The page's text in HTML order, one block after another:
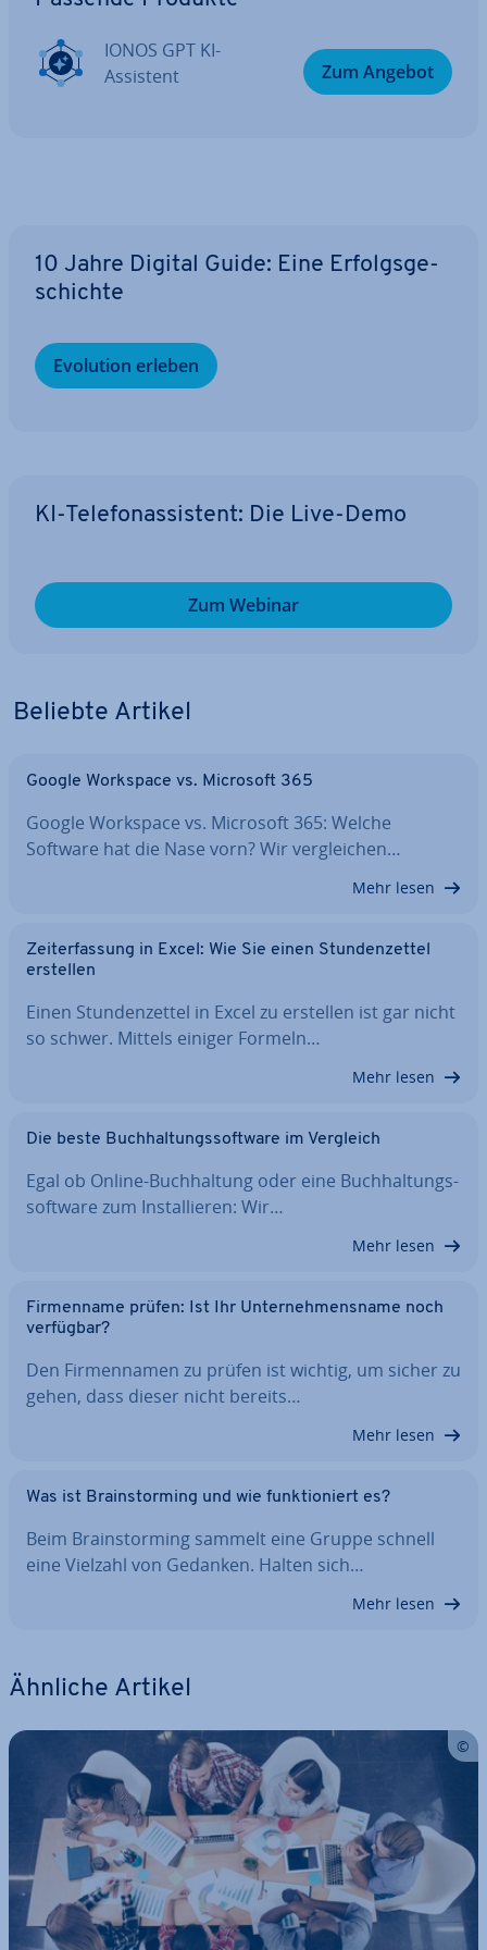
IONOS GPT KI-
Assistent
Zum Angebot
10 Jahre Digital Guide: Eine Er­folgs­ge­
schich­te
Evolution erleben
KI-Te­le­fon­as­sis­tent: Die Live-Demo
Zum Webinar
Beliebte Artikel
Google Workspace vs. Microsoft 365
Google Workspace vs. Microsoft 365: Welche
Software hat die Nase vorn? Wir ver­glei­chen…
Mehr lesen
Zeit­er­fas­sung in Excel: Wie Sie einen Stun­den­zet­tel
erstellen
Einen Stun­den­zet­tel in Excel zu erstellen ist gar nicht
so schwer. Mittels einiger Formeln…
Mehr lesen
Die beste Buch­hal­tungs­soft­ware im Vergleich
Egal ob Online-Buch­hal­tung oder eine Buch­hal­tungs­
soft­ware zum In­stal­lie­ren: Wir…
Mehr lesen
Fir­men­na­me prüfen: Ist Ihr Un­ter­neh­mens­na­me noch
verfügbar?
Den Fir­men­na­men zu prüfen ist wichtig, um sicher zu
gehen, dass dieser nicht bereits…
Mehr lesen
Was ist Brain­stor­ming und wie funk­tio­niert es?
Beim Brain­stor­ming sammelt eine Gruppe schnell
eine Vielzahl von Gedanken. Halten sich…
Mehr lesen
Ähnliche Artikel